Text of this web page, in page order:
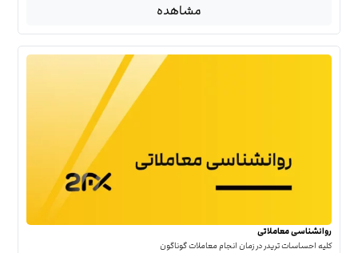
مشاهده
روانشناسی معاملاتی
کلیه احساسات تریدر در زمان انجام معاملات گوناگون